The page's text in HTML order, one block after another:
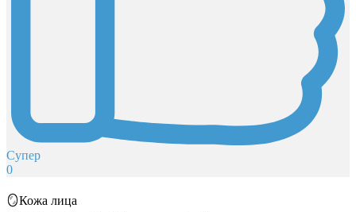
Супер
0
🪞Кожа лица